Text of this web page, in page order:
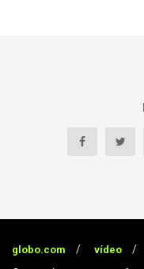
globo.com vídeo